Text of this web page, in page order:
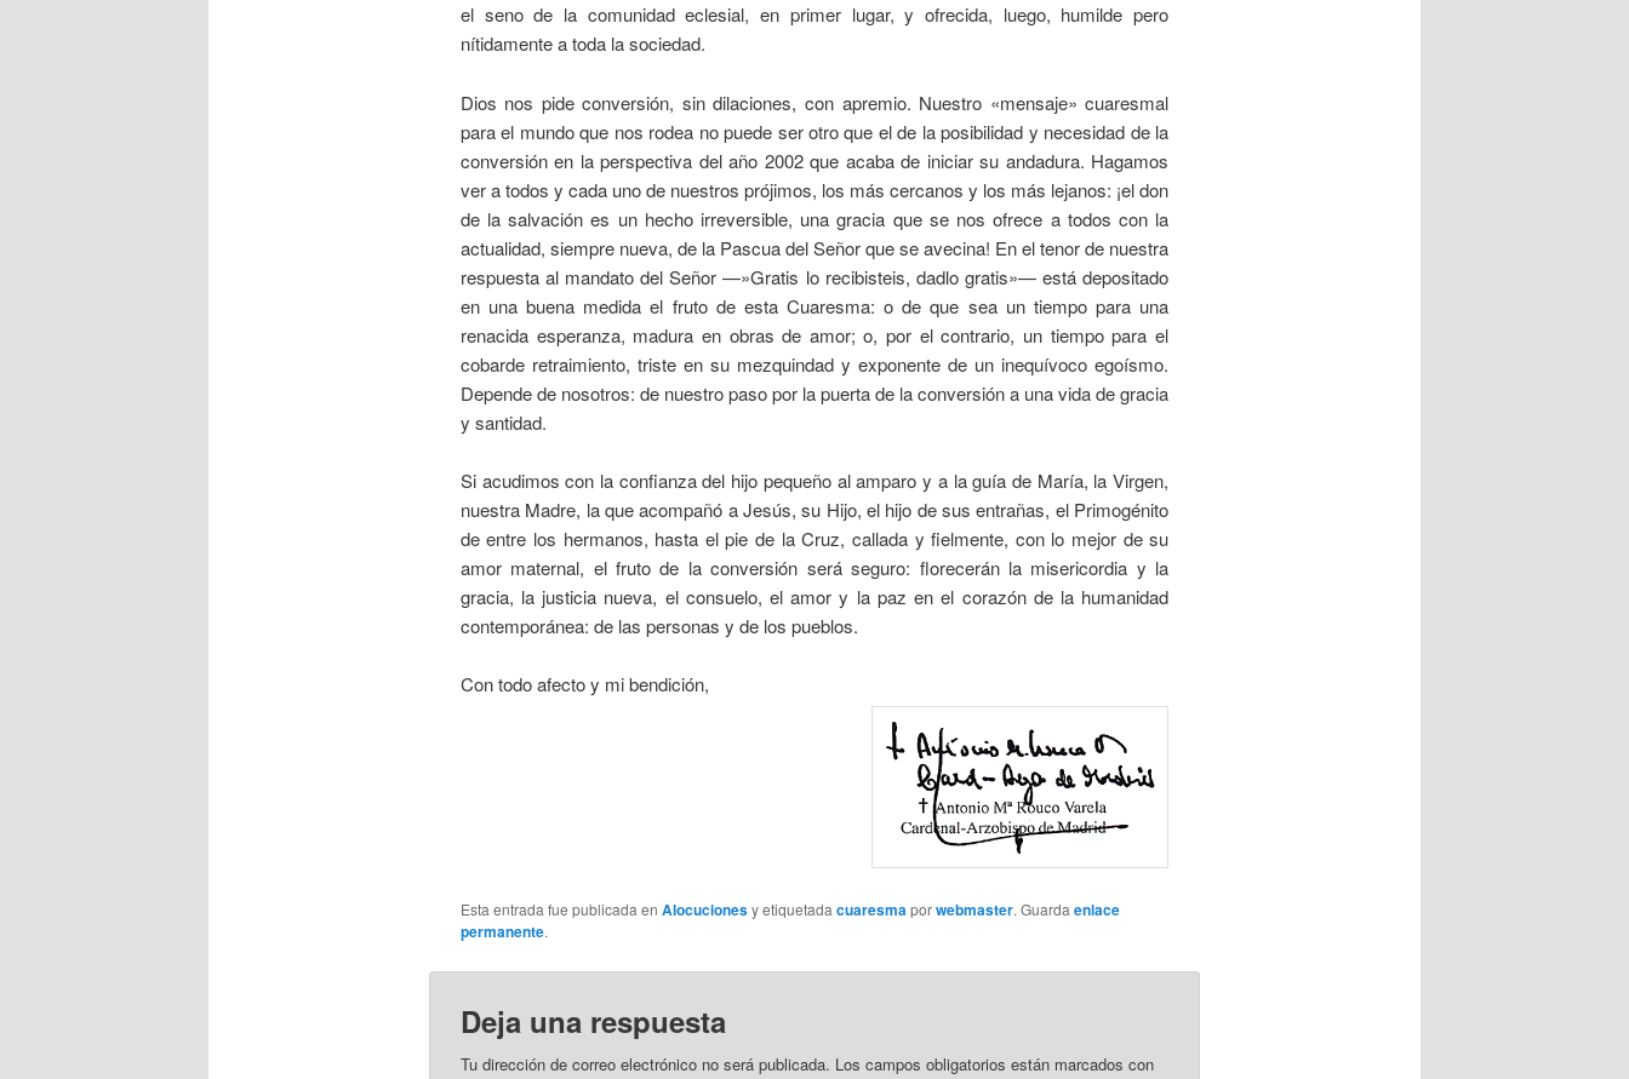
el seno de la comunidad eclesial, en primer lugar, y ofrecida, luego, humilde pero
nítidamente a toda la sociedad.
Dios nos pide conversión, sin dilaciones, con apremio. Nuestro «mensaje» cuaresmal
para el mundo que nos rodea no puede ser otro que el de la posibilidad y necesidad de la
conversión en la perspectiva del año 2002 que acaba de iniciar su andadura. Hagamos
ver a todos y cada uno de nuestros prójimos, los más cercanos y los más lejanos: ¡el don
de la salvación es un hecho irreversible, una gracia que se nos ofrece a todos con la
actualidad, siempre nueva, de la Pascua del Señor que se avecina! En el tenor de nuestra
respuesta al mandato del Señor —»Gratis lo recibisteis, dadlo gratis»— está depositado
en una buena medida el fruto de esta Cuaresma: o de que sea un tiempo para una
renacida esperanza, madura en obras de amor; o, por el contrario, un tiempo para el
cobarde retraimiento, triste en su mezquindad y exponente de un inequívoco egoísmo.
Depende de nosotros: de nuestro paso por la puerta de la conversión a una vida de gracia
y santidad.
Si acudimos con la confianza del hijo pequeño al amparo y a la guía de María, la Virgen,
nuestra Madre, la que acompañó a Jesús, su Hijo, el hijo de sus entrañas, el Primogénito
de entre los hermanos, hasta el pie de la Cruz, callada y fielmente, con lo mejor de su
amor maternal, el fruto de la conversión será seguro: florecerán la misericordia y la
gracia, la justicia nueva, el consuelo, el amor y la paz en el corazón de la humanidad
contemporánea: de las personas y de los pueblos.
Con todo afecto y mi bendición,
Esta entrada fue publicada en Alocucionesy etiquetada cuaresmaporwebmaster. Guarda enlace
permanente.
Deja una respuesta
Tu dirección de correo electrónico no será publicada. Los campos obligatorios están marcados con